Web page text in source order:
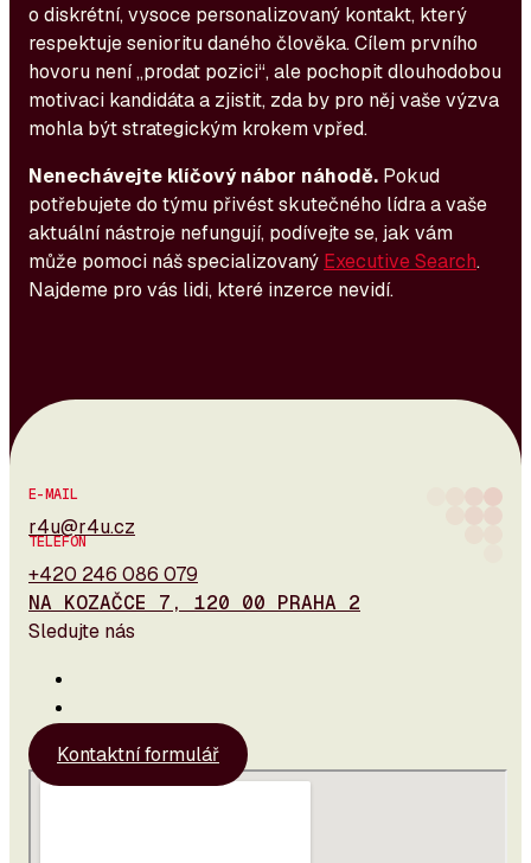
o diskrétní, vysoce personalizovaný kontakt, který
respektuje senioritu daného člověka. Cílem prvního
hovoru není „prodat pozici“, ale pochopit dlouhodobou
motivaci kandidáta a zjistit, zda by pro něj vaše výzva
mohla být strategickým krokem vpřed.
Nenechávejte klíčový nábor náhodě. Pokud
potřebujete do týmu přivést skutečného lídra a vaše
aktuální nástroje nefungují, podívejte se, jak vám
může pomoci náš specializovaný Executive Search.
Najdeme pro vás lidi, které inzerce nevidí.
E-MAIL
r4u@r4u.cz
TELEFON
+420 246 086 079
NA KOZAČCE 7, 120 00 PRAHA 2
Sledujte nás
Kontaktní formulář